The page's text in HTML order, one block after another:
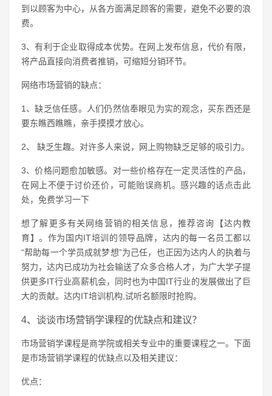
到以顾客为中心，从各方面满足顾客的需要，避免不必要的浪
费。
3、有利于企业取得成本优势。在网上发布信息，代价有限，
将产品直接向消费者推销，可缩短分销环节。
网络市场营销的缺点：
1、缺乏信任感。人们仍然信奉眼见为实的观念，买东西还是
要东瞧西瞧瞧，亲手摸摸才放心。
2、 缺乏生趣。对许多人来说，网上购物缺乏足够的吸引力。
3、价格问题愈加敏感。对一些价格存在一定灵活性的产品，
在网上不便于讨价还价，可能贻误商机。感兴趣的话点击此
处，免费学习一下
想了解更多有关网络营销的相关信息，推荐咨询【达内教
育】。作为国内IT培训的领导品牌，达内的每一名员工都以
“帮助每一个学员成就梦想”为己任，也正因为达内人的执着与
努力，达内已成功为社会输送了众多合格人才，为广大学子提
供更多IT行业高薪机会，同时也为中国IT行业的发展做出了巨
大的贡献。达内IT培训机构,试听名额限时抢购。
4、谈谈市场营销学课程的优缺点和建议？
市场营销学课程是商学院或相关专业中的重要课程之一。下面
是市场营销学课程的优缺点以及相关建议：
优点：